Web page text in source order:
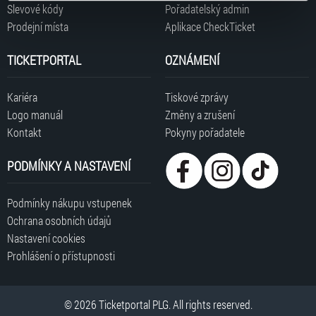
typy cookies používáme, naleznete níže. Možnosti
zpracování upravíte zaškrtnutím příslušné varianty. Svoji
„Cookies a jejich nastavení“.
Slevové kódy
Prodejní místa
Pořadatelský admin
Aplikace CheckTicket
TICKETPORTAL
Kariéra
Logo manuál
Kontakt
OZNÁMENÍ
Tiskové zprávy
Změny a zrušení
Pokyny pořadatele
PODMÍNKY A NASTAVENÍ
Podmínky nákupu vstupenek
Ochrana osobních údajů
Nastavení cookies
Prohlášení o přístupnosti
© 2026 Ticketportal PLG. All rights reserved.